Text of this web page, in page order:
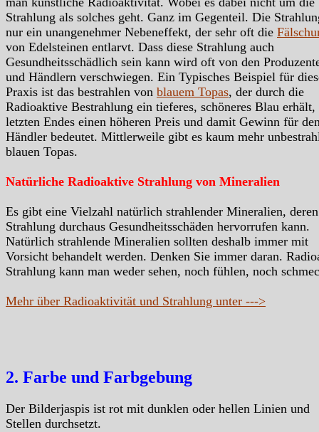
Strahlung als solches geht. Ganz im Gegenteil. Die
nur ein unangenehmer Nebeneffekt, der sehr oft die
von Edelsteinen entlarvt. Dass diese Strahlung auch
Gesundheitsschädlich sein kann wird oft von den
und Händlern verschwiegen. Ein Typisches Beispiel für
Praxis ist das bestrahlen von blauem Topas, der durch die
Radioaktive Bestrahlung ein tieferes, schöneres Blau erhält,
letzten Endes einen höheren Preis und damit Gewinn für
Händler bedeutet. Mittlerweile gibt es kaum mehr
blauen Topas.
Natürliche Radioaktive Strahlung von Mineralien
Es gibt eine Vielzahl natürlich strahlender Mineralien, deren
Strahlung durchaus Gesundheitsschäden hervorrufen kann.
Natürlich strahlende Mineralien sollten deshalb immer mit
Vorsicht behandelt werden. Denken Sie immer daran.
Strahlung kann man weder sehen, noch fühlen, noch
Mehr über Radioaktivität und Strahlung unter --->
2. Farbe und Farbgebung
Der Bilderjaspis ist rot mit dunklen oder hellen Linien und
Stellen durchsetzt.